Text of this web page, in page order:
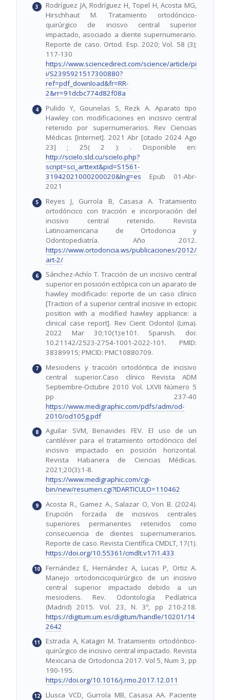
Rodríguez JA, Rodríguez H, Topel H, Acosta MG,
Hirschhaut M. Tratamiento ortodóncico-
quirúrgico de incisvo central superior
impactado, asociado a diente supernumerario.
Reporte de caso. Ortod. Esp. 2020; Vol. 58 (3);
117-130
https://www.sciencedirect.com/science/article/pi
i/S2395921517300880?
ref=pdf_download&fr=RR-
2&rr=91dcbc774d82f08a
Pulido Y, Gounelas S, Rezk A. Aparato tipo
Hawley con modificaciones en incisivo central
retenido por supernumerarios. Rev Ciencias
Médicas [Internet]. 2021 Abr [citado 2024 Ago
23] ; 25( 2 ): . Disponible en:
http://scielo.sld.cu/scielo.php?
script=sci_arttext&pid=S1561-
31942021000200020&lng=es Epub 01-Abr-
2021
Reyes J, Gurrola B, Casasa A. Tratamiento
ortodóncico con tracción e incorporación del
incisivo central retenido. Revista
Latinoamericana de Ortodoncia y
Odontopediatría. Año 2012.
https://www.ortodoncia.ws/publicaciones/2012/
art-2/
Sánchez-Achío T. Tracción de un incisivo central
superior en posición ectópica con un aparato de
hawley modificado: reporte de un caso clínico
[Traction of a superior central incisive in ectopic
position with a modified hawley appliance: a
clinical case report]. Rev Cient Odontol (Lima).
2022 Mar 30;10(1):e101. Spanish. doi:
10.21142/2523-2754-1001-2022-101. PMID:
38389915; PMCID: PMC10880709.
Mesiodens y tracción ortodóntica de incisivo
central superior.Caso clínico Revista ADM
Septiembre-Octubre 2010 Vol. LXVII Número 5
pp 237-40
https://www.medigraphic.com/pdfs/adm/od-
2010/od105g.pdf
Aguilar SVM, Benavides FEV. El uso de un
cantiléver para el tratamiento ortodóncico del
incisivo impactado en posición horizontal.
Revista Habanera de Ciencias Médicas.
2021;20(3):1-8.
https://www.medigraphic.com/cgi-
bin/new/resumen.cgi?IDARTICULO=110462
Acosta R., Gamez A., Salazar O, Von B. (2024).
Erupción forzada de incisivos centrales
superiores permanentes retenidos como
consecuencia de dientes supernumerarios.
Reporte de caso. Revista Científica CMDLT, 17(1).
https://doi.org/10.55361/cmdlt.v17i1.433
Fernández E, Hernández A, Lucas P, Ortiz A.
Manejo ortodoncicoquirúrgico de un incisivo
central superior impactado debido a un
mesiodens. Rev. Odontología Pedíatrica
(Madrid) 2015. Vol. 23, N. 3º, pp 210-218.
https://digitum.um.es/digitum/handle/10201/14
2642
Estrada A, Katagiri M. Tratamiento ortodóntico-
quirúrgico de incisivo central impactado. Revista
Mexicana de Ortodoncia 2017. Vol 5, Num 3, pp
190-195.
https://doi.org/10.1016/j.rmo.2017.12.011
Llusca VCD, Gurrola MB, Casasa AA. Paciente